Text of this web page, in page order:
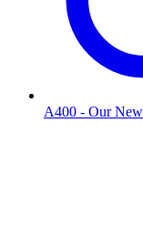
A400 - Our